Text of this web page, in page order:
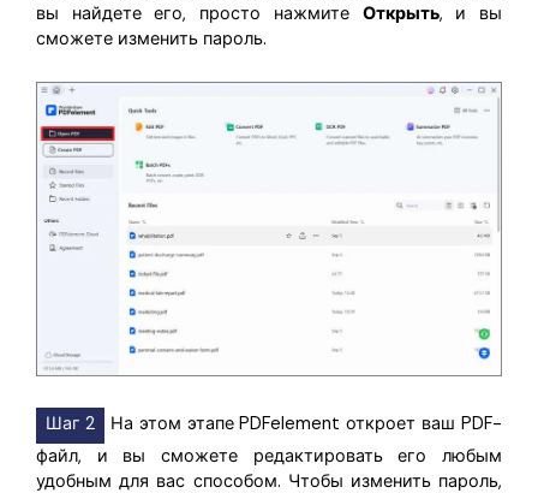
вы найдете его, просто нажмите Открыть, и вы
сможете изменить пароль.
Шаг 2
На этом этапе PDFelement откроет ваш PDF-
файл, и вы сможете редактировать его любым
удобным для вас способом. Чтобы изменить пароль,